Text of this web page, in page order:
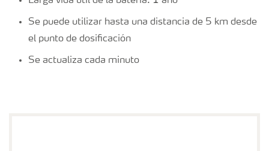
Se puede utilizar hasta una distancia de 5 km desde
el punto de dosificación
Se actualiza cada minuto